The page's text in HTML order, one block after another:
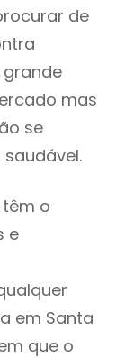
de
mas
se
o
e
em Santa
que o